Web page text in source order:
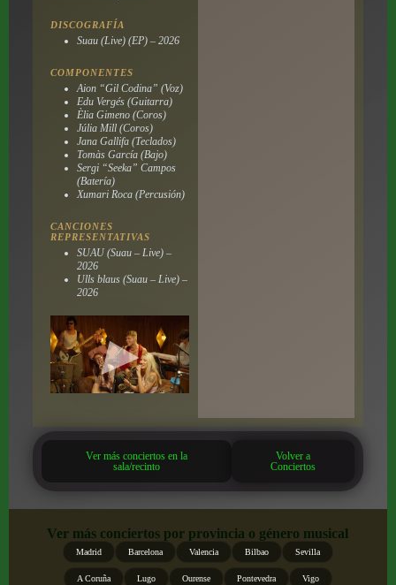
DISCOGRAFÍA
Suau (Live) (EP) – 2026
COMPONENTES
Aion “Gil Codina” (Voz)
Edu Vergés (Guitarra)
Èlia Gimeno (Coros)
Júlia Mill (Coros)
Jana Gallifa (Teclados)
Tomàs García (Bajo)
Sergi “Seeka” Campos
(Batería)
Xumari Roca (Percusión)
CANCIONES
REPRESENTATIVAS
SUAU (Suau – Live) –
2026
Ulls blaus (Suau – Live) –
2026
Ver más conciertos en la
sala/recinto
Volver a
Conciertos
Ver más conciertos por provincia o género musical
Madrid Barcelona Valencia Bilbao Sevilla
A Coruña Lugo Ourense Pontevedra Vigo